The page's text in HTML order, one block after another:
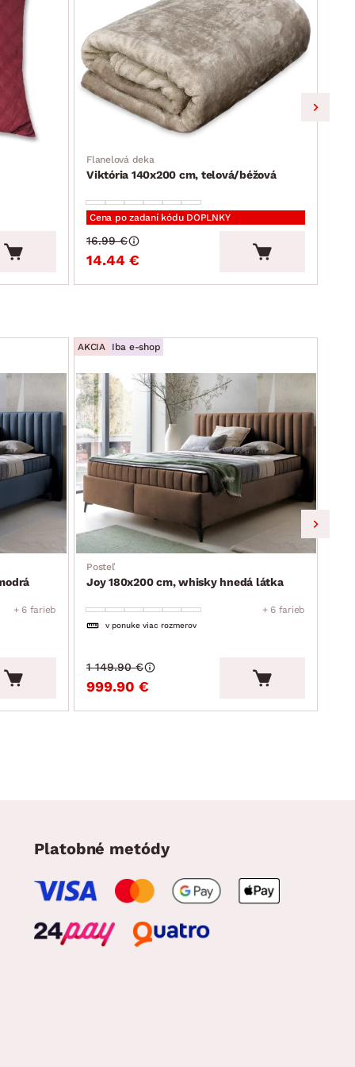
Flanelová deka
Viktória 140x200 cm, telová/béžová
Cena po zadaní kódu DOPLNKY
14.44 €
16.99 €
+ 6 farieb
AKCIA Iba e-shop
Posteľ
Joy 180x200 cm, whisky hnedá látka
+ 6 farieb
v ponuke viac rozmerov
999.90 €
1 149.90 €
Platobné metódy